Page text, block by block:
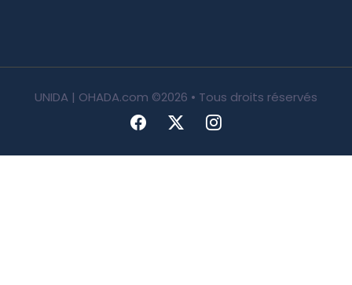
UNIDA | OHADA.com ©2026 • Tous droits réservés